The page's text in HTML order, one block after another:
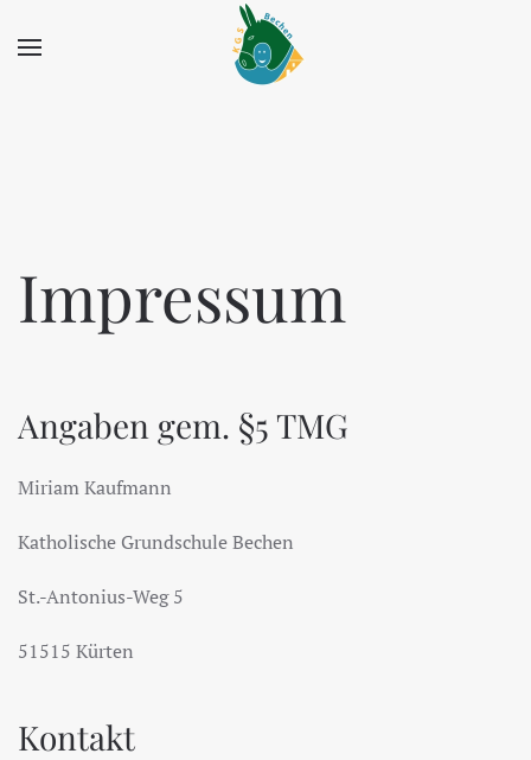
Zum Hauptinhalt springen
Impressum
Angaben gem. §5 TMG
Miriam Kaufmann
Katholische Grundschule Bechen
St.-Antonius-Weg 5
51515 Kürten
Kontakt